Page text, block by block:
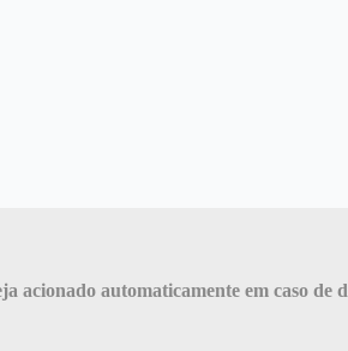
acionado automaticamente em caso de